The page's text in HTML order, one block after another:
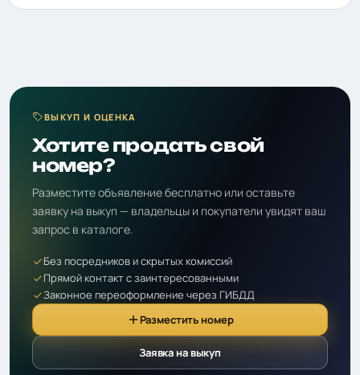
ВЫКУП И ОЦЕНКА
Хотите продать свой
номер?
Разместите объявление бесплатно или оставьте
заявку на выкуп — владельцы и покупатели увидят ваш
запрос в каталоге.
Без посредников и скрытых комиссий
Прямой контакт с заинтересованными
Законное переоформление через ГИБДД
Разместить номер
Заявка на выкуп